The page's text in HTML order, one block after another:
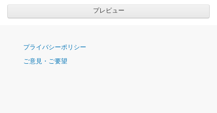
ナ
ゲ
プライバシーポリシー
ご意見・ご要望